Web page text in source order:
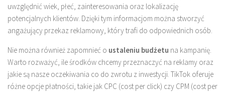
uwzględnić wiek, płeć, zainteresowania oraz lokalizację
potencjalnych klientów. Dzięki tym informacjom można stworzyć
angażujący przekaz reklamowy, który trafi do odpowiednich osób.
Nie można również zapomnieć o ustaleniu budżetu na kampanię.
Warto rozważyć, ile środków chcemy przeznaczyć na reklamy oraz
jakie są nasze oczekiwania co do zwrotu z inwestycji. TikTok oferuje
różne opcje płatności, takie jak CPC (cost per click) czy CPM (cost per